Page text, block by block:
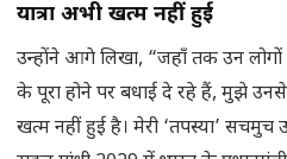
यात्रा अभी खत्म नहीं हुई
उन्होंने आगे लिखा, “जहाँ तक उन लोगों
के पूरा होने पर बधाई दे रहे हैं, मुझे
खत्म नहीं हुई है। मेरी ‘तपस्या’ सचमुच